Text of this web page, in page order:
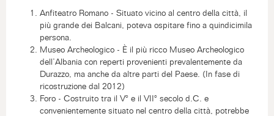
Anfiteatro Romano - Situato vicino al centro della città, il
più grande dei Balcani, poteva ospitare fino a quindicimila
persona.
Museo Archeologico - È il più ricco Museo Archeologico
dell’Albania con reperti provenienti prevalentemente da
Durazzo, ma anche da altre parti del Paese. (In fase di
ricostruzione dal 2012)
Foro - Costruito tra il V° e il VII° secolo d.C. e
convenientemente situato nel centro della città, potrebbe